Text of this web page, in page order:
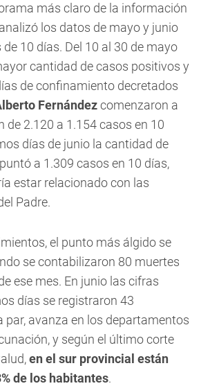
más claro de la información
analizó los datos de mayo y junio
10 días. Del 10 al 30 de mayo
cantidad de casos positivos y
de confinamiento decretados
Fernándezcomenzaron a
de 2.120 a 1.154 casos en 10
días de junio la cantidad de
a 1.309 casos en 10 días,
estar relacionado con las
Padre.
el punto más álgido se
se contabilizaron 80 muertes
ese mes. En junio las cifras
días se registraron 43
par, avanza en los departamentos
y según el último corte
en el sur provincial están
de los habitantes.